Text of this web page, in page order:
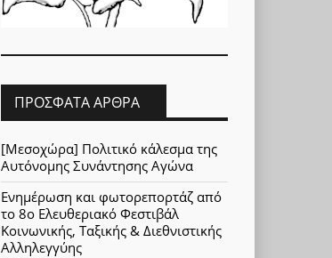
ΠΡΌΣΦΑΤΑ ΆΡΘΡΑ
[Μεσοχώρα] Πολιτικό κάλεσμα της
Αυτόνομης Συνάντησης Αγώνα
Ενημέρωση και φωτορεπορτάζ από
το 8ο Ελευθεριακό Φεστιβάλ
Κοινωνικής, Ταξικής & Διεθνιστικής
Αλληλεγγύης